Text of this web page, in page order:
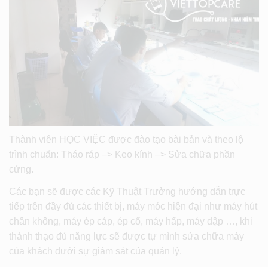
Thành viên HỌC VIỆC được đào tạo bài bản và theo lộ
trình chuẩn: Tháo ráp –> Keo kính –> Sửa chữa phần
cứng.
Các bạn sẽ được các Kỹ Thuật Trưởng hướng dẫn trực
tiếp trên đầy đủ các thiết bị, máy móc hiện đại như máy hút
chân không, máy ép cáp, ép cổ, máy hấp, máy dập …, khi
thành thạo đủ năng lực sẽ được tự mình sửa chữa máy
của khách dưới sự giám sát của quản lý.